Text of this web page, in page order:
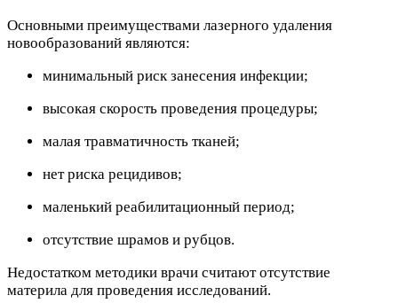
Основными преимуществами лазерного удаления
новообразований являются:
минимальный риск занесения инфекции;
высокая скорость проведения процедуры;
малая травматичность тканей;
нет риска рецидивов;
маленький реабилитационный период;
отсутствие шрамов и рубцов.
Недостатком методики врачи считают отсутствие
материла для проведения исследований.